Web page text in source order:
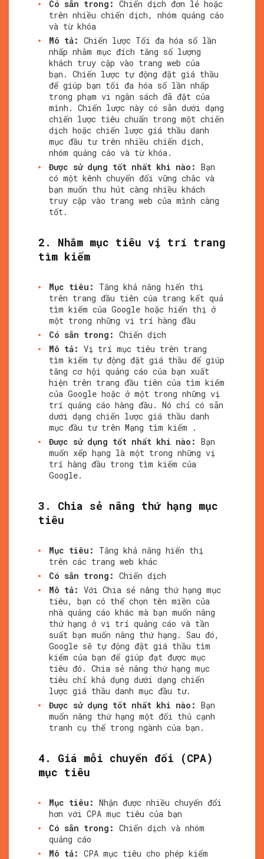
Có sẵn trong: Chiến dịch đơn lẻ hoặc
trên nhiều chiến dịch, nhóm quảng cáo
và từ khóa
Mô tả: Chiến lược Tối đa hóa số lần
nhấp nhằm mục đích tăng số lượng
khách truy cập vào trang web của
bạn. Chiến lược tự động đặt giá thầu
để giúp bạn tối đa hóa số lần nhấp
trong phạm vi ngân sách đã đặt của
mình. Chiến lược này có sẵn dưới dạng
chiến lược tiêu chuẩn trong một chiến
dịch hoặc chiến lược giá thầu danh
mục đầu tư trên nhiều chiến dịch,
nhóm quảng cáo và từ khóa.
Được sử dụng tốt nhất khi nào: Bạn
có một kênh chuyển đổi vững chắc và
bạn muốn thu hút càng nhiều khách
truy cập vào trang web của mình càng
tốt.
2. Nhắm mục tiêu vị trí trang
tìm kiếm
Mục tiêu:
Tăng khả năng hiển thị
trên trang đầu tiên của trang kết quả
tìm kiếm của Google hoặc hiển thị ở
một trong những vị trí hàng đầu
Có sẵn trong: Chiến dịch
Mô tả: Vị trí mục tiêu trên trang
tìm kiếm tự động đặt giá thầu để giúp
tăng cơ hội quảng cáo của bạn xuất
hiện trên trang đầu tiên của tìm kiếm
của Google hoặc ở một trong những vị
trí quảng cáo hàng đầu. Nó chỉ có sẵn
dưới dạng chiến lược giá thầu danh
mục đầu tư trên Mạng tìm kiếm .
Được sử dụng tốt nhất khi nào: Bạn
muốn xếp hạng là một trong những vị
trí hàng đầu trong tìm kiếm của
Google.
3. Chia sẻ nâng thứ hạng mục
tiêu
Mục tiêu:
Tăng khả năng hiển thị
trên các trang web khác
Có sẵn trong: Chiến dịch
Mô tả: Với Chia sẻ nâng thứ hạng mục
tiêu, bạn có thể chọn tên miền của
nhà quảng cáo khác mà bạn muốn nâng
thứ hạng ở vị trí quảng cáo và tần
suất bạn muốn nâng thứ hạng. Sau đó,
Google sẽ tự động đặt giá thầu tìm
kiếm của bạn để giúp đạt được mục
tiêu đó. Chia sẻ nâng thứ hạng mục
tiêu chỉ khả dụng dưới dạng chiến
lược giá thầu danh mục đầu tư.
Được sử dụng tốt nhất khi nào: Bạn
muốn nâng thứ hạng một đối thủ cạnh
tranh cụ thể trong ngành của bạn.
4. Giá mỗi chuyển đổi (CPA)
mục tiêu
Mục tiêu: Nhận được nhiều chuyển đổi
hơn với CPA mục tiêu của bạn
Có sẵn trong: Chiến dịch và nhóm
quảng cáo
Mô tả: CPA mục tiêu cho phép kiểm